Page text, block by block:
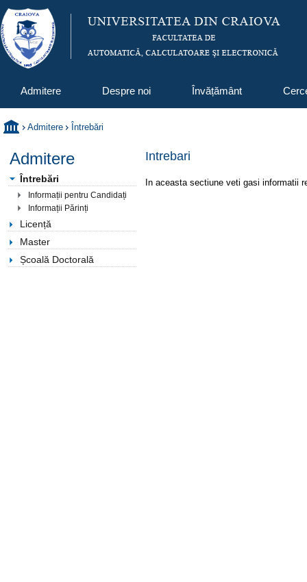
Admitere Despre noi Învățământ
Admitere Întrebări
Admitere
Întrebări
Informații pentru Candidați
Informații Părinți
Licență
Master
Școală Doctorală
Intrebari
In aceasta sectiune veti gasi informatii